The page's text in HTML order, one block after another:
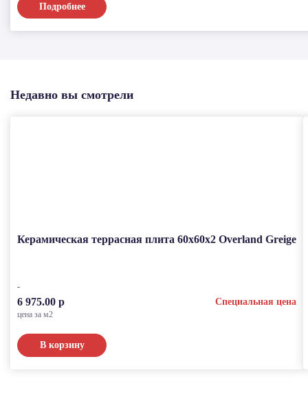
Подробнее
Недавно вы смотрели
Керамическая террасная плита 60x60x2 Overland Greige
6 975.00 р Специальная цена
цена за м2
В корзину